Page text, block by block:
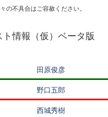
の不具合はご容赦ください。
情報（仮）ベータ版
田原俊彦
野口五郎
西城秀樹